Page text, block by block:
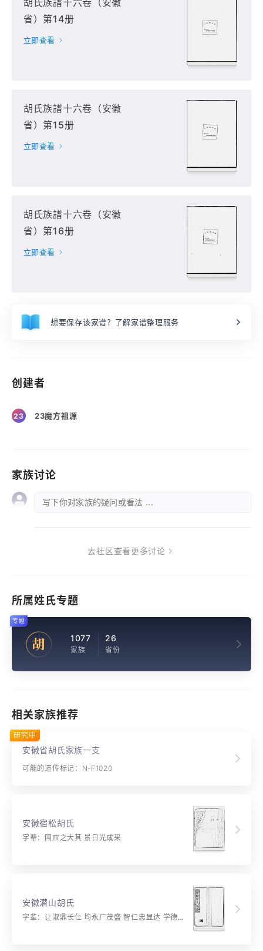
胡氏族譜十六卷（安徽
省）第14册
立即查看
胡氏族譜十六卷（安徽
省）第15册
立即查看
胡氏族譜十六卷（安徽
省）第16册
立即查看
想要保存该家谱？了解家谱整理服务
创建者
23 23魔方祖源
家族讨论
写下你对家族的疑问或看法 ...
去社区查看更多讨论
所属姓氏专题
胡 1077
家族
26
省份
专题
相关家族推荐
安徽省胡氏家族一支
可能的遗传标记：N-F1020
研究中
安徽宿松胡氏
字辈：国应之大其 景日光成采
安徽潜山胡氏
字辈：让淑鼎长仕 均永广茂盛 智仁忠显达 学德宗先正 功名应发祥 福善多馀庆 事业在伦常 文章基天性